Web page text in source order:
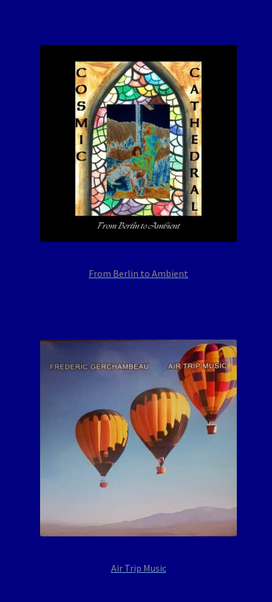
From Berlin to Ambient
Air Trip Music